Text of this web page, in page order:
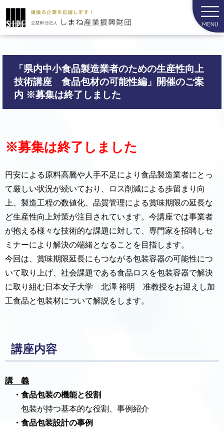
「県内中小食品製造業者のための生産性向上
技術講座 食品包材の可能性編」開催のご案
内 ※募集は終了しました
※募集は終了しました
円安による原料高騰や人手不足により食品製造業者にとっ
て厳しい状況が続いており、ロス削減による歩留まり向
上、製造工程の数値化、品質管理による賞味期限の延長な
ど生産性向上対策が注目されています。今講座では事業者
が抱える様々な技術的な課題に対して、専門家を招聘しセ
ミナーにより解決の端緒となることを目指します。
今回は、賞味期限延長にもつながる包装容器の可能性につ
いて取り上げ、社会課題である食品ロスを包装容器で解決
に取り組む日本女子大学 北澤 裕明 准教授をお迎えし加
工食品と包装材について解説をします。
講座内容
講 義
・食品包装の機能と役割
包装が持つ基本的な役割、事例紹介
・食品包装設計の事例